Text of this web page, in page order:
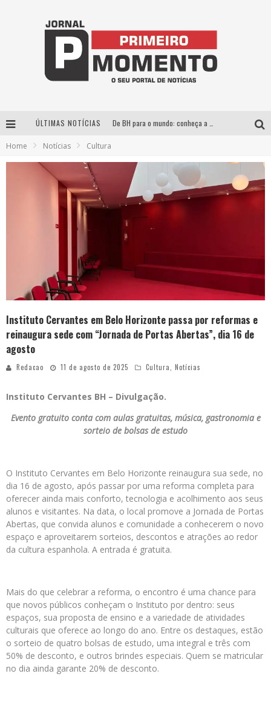
ÚLTIMAS NOTÍCIAS
Esplanada fica pequena e CÊ TÁ DOIDO FESTIVAL anuncia mudança para o gramado do Mineirão
Home Notícias Cultura
Instituto Cervantes em Belo Horizonte passa por reformas e
reinaugura sede com “Jornada de Portas Abertas”, dia 16 de
agosto
Redacao 11 de agosto de 2025 Cultura, Notícias
Instituto Cervantes BH – Divulgação.
Evento gratuito conta com aulas gratuitas, música, gastronomia e
sorteio de bolsas de estudo
O Instituto Cervantes em Belo Horizonte reinaugura sua sede, no
dia 16 de agosto, após passar por uma reforma completa para
oferecer ainda mais conforto, tecnologia e acolhimento aos seus
alunos e visitantes. Na data, o local promove a Jornada de Portas
Abertas, que convida alunos e comunidade a conhecerem o novo
espaço e aproveitarem sorteios, descontos e atrações ao redor
da cultura espanhola. A entrada é gratuita.
Mais do que celebrar a reforma, o encontro é uma chance para
que novos públicos conheçam o Instituto por dentro: seus
espaços, sua proposta de ensino e a variedade de atividades
culturais que oferece ao longo do ano. Entre os destaques, estão
o sorteio de quatro bolsas de estudo, uma integral e três com
50% de desconto, e outros brindes especiais. Quem se matricular
no dia ainda garante 20% de desconto.